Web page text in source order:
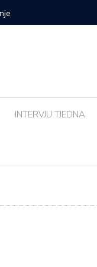
Brijunima
pojasa’
INTERVJU TJEDNA